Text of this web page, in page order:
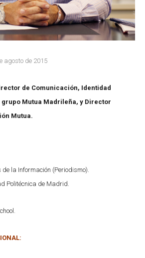
agosto de 2015
de Comunicación, Identidad
grupo Mutua Madrileña, y Director
Mutua.
la Información (Periodismo).
Politécnica de Madrid.